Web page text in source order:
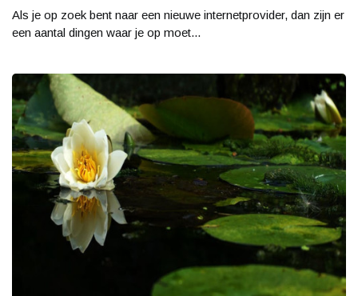
Als je op zoek bent naar een nieuwe internetprovider, dan zijn er
een aantal dingen waar je op moet...